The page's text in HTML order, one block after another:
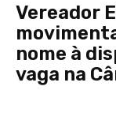
Vereador
nome à
vaga na